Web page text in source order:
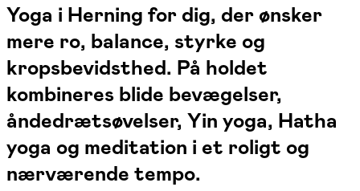
Yoga i Herning for dig, der ønsker
mere ro, balance, styrke og
kropsbevidsthed. På holdet
kombineres blide bevægelser,
åndedrætsøvelser, Yin yoga, Hatha
yoga og meditation i et roligt og
nærværende tempo.